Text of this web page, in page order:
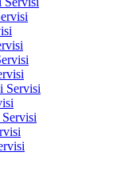
Servisi